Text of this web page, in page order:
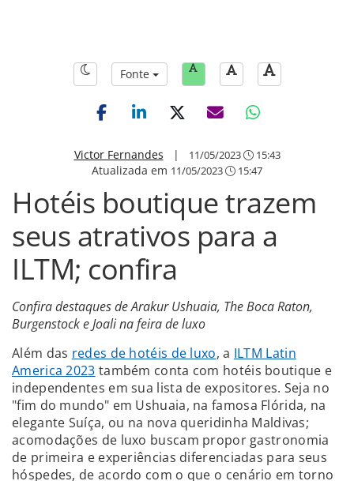
Fonte
Victor Fernandes | 11/05/2023 15:43
Atualizada em 11/05/2023 15:47
Hotéis boutique trazem
seus atrativos para a
ILTM; confira
Confira destaques de Arakur Ushuaia, The Boca Raton,
Burgenstock e Joali na feira de luxo
Além das redes de hotéis de luxo, a ILTM Latin
America 2023 também conta com hotéis boutique e
independentes em sua lista de expositores. Seja no
"fim do mundo" em Ushuaia, na famosa Flórida, na
elegante Suíça, ou na nova queridinha Maldivas;
acomodações de luxo buscam propor gastronomia
de primeira e experiências diferenciadas para seus
hóspedes, de acordo com o que o cenário em torno